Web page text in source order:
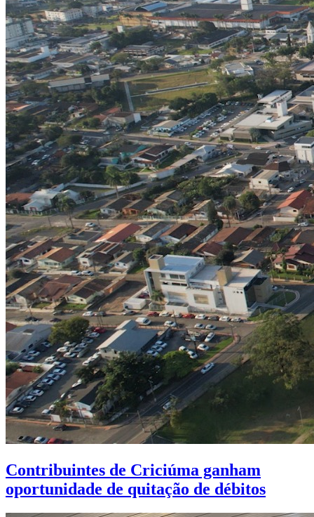
Contribuintes de Criciúma ganham
oportunidade de quitação de débitos